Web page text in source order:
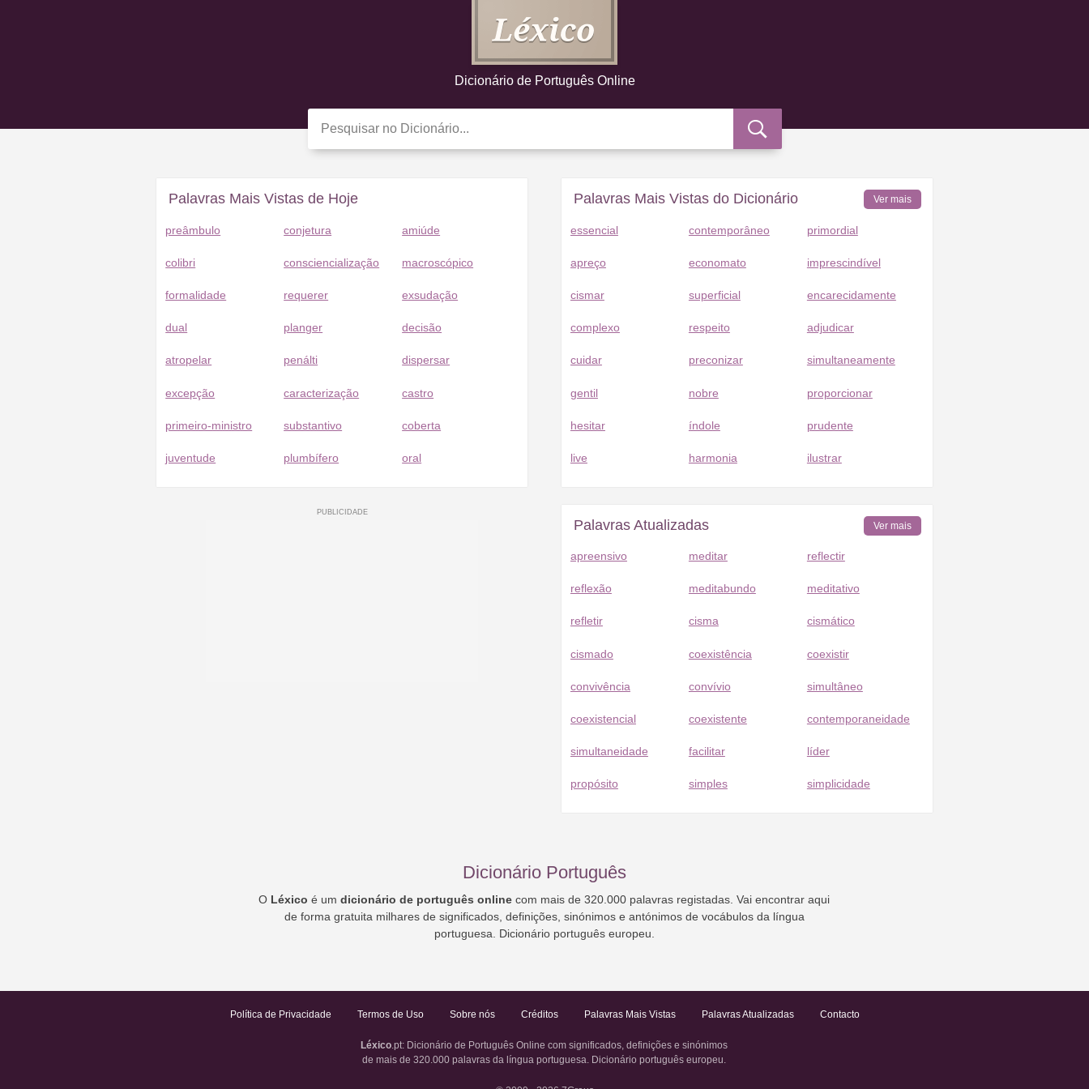
Dicionário de Português Online
Palavras Mais Vistas de Hoje
preâmbulo conjetura amiúde
colibri consciencialização macroscópico
formalidade requerer exsudação
dual planger decisão
atropelar penálti dispersar
excepção caracterização castro
primeiro-ministro substantivo coberta
juventude plumbífero oral
Palavras Mais Vistas do Dicionário
essencial contemporâneo primordial
apreço economato imprescindível
cismar superficial encarecidamente
complexo respeito adjudicar
cuidar preconizar simultaneamente
gentil nobre proporcionar
hesitar índole prudente
live harmonia ilustrar
Ver mais
Palavras Atualizadas
apreensivo meditar reflectir
reflexão meditabundo meditativo
refletir cisma cismático
cismado coexistência coexistir
convivência convívio simultâneo
coexistencial coexistente contemporaneidade
simultaneidade facilitar líder
propósito simples simplicidade
Ver mais
Dicionário Português
O Léxico é umdicionário de português online com mais de 320.000 palavras registadas. Vai encontrar aqui
de forma gratuita milhares de significados, definições, sinónimos e antónimos de vocábulos da língua
portuguesa. Dicionário português europeu.
Política de Privacidade Termos de Uso Sobre nós Créditos Palavras Mais Vistas Palavras Atualizadas Contacto
Léxico.pt: Dicionário de Português Online com significados, definições e sinónimos
de mais de 320.000 palavras da língua portuguesa. Dicionário português europeu.